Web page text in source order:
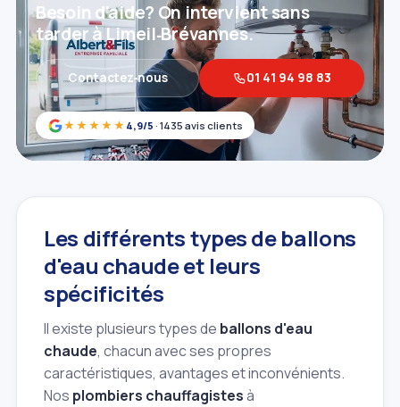
★★★★★ 4,9/5 · 1435 avis clients
Besoin d'aide? On intervient sans
tarder à Limeil‑Brévannes.
Contactez‑nous 01 41 94 98 83
Les différents types de ballons
d'eau chaude et leurs
spécificités
Il existe plusieurs types de ballons d'eau
chaude, chacun avec ses propres
caractéristiques, avantages et inconvénients.
Nos plombiers chauffagistesà